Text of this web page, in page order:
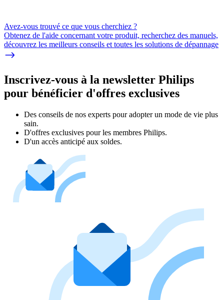
Avez-vous trouvé ce que vous cherchiez ?
Obtenez de l'aide concernant votre produit, recherchez des manuels,
découvrez les meilleurs conseils et toutes les solutions de dépannage
Inscrivez-vous à la newsletter Philips
pour bénéficier d'offres exclusives
Des conseils de nos experts pour adopter un mode de vie plus
sain.
D'offres exclusives pour les membres Philips.
D'un accès anticipé aux soldes.